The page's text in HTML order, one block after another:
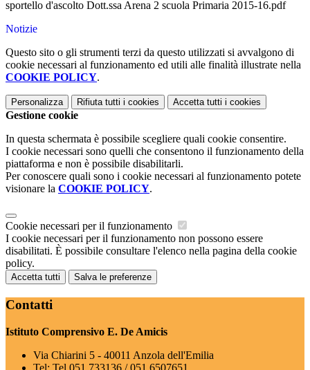
sportello d'ascolto Dott.ssa Arena 2 scuola Primaria 2015-16.pdf
Notizie
Questo sito o gli strumenti terzi da questo utilizzati si avvalgono di
cookie necessari al funzionamento ed utili alle finalità illustrate nella
COOKIE POLICY.
Personalizza Rifiuta tutti i cookies Accetta tutti i cookies
Gestione cookie
In questa schermata è possibile scegliere quali cookie consentire.
I cookie necessari sono quelli che consentono il funzionamento della
piattaforma e non è possibile disabilitarli.
Per conoscere quali sono i cookie necessari al funzionamento potete
visionare la COOKIE POLICY.
Cookie necessari per il funzionamento
I cookie necessari per il funzionamento non possono essere
disabilitati. È possibile consultare l'elenco nella pagina della cookie
policy.
Accetta tutti Salva le preferenze
Contatti
Istituto Comprensivo E. De Amicis
Via Chiarini 5 - 40011 Anzola dell'Emilia
Tel: Tel 051 733136 / 051 6507651